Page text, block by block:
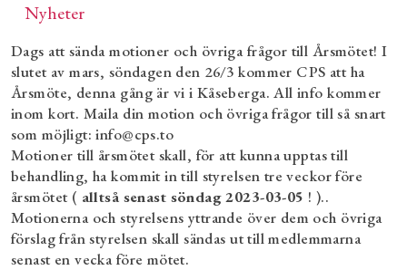
Nyheter
Dags att sända motioner och övriga frågor till Årsmötet! I
slutet av mars, söndagen den 26/3 kommer CPS att ha
Årsmöte, denna gång är vi i Kåseberga. All info kommer
inom kort. Maila din motion och övriga frågor till så snart
som möjligt: info@cps.to
Motioner till årsmötet skall, för att kunna upptas till
behandling, ha kommit in till styrelsen tre veckor före
årsmötet ( alltså senast söndag 2023-03-05 ! )..
Motionerna och styrelsens yttrande över dem och övriga
förslag från styrelsen skall sändas ut till medlemmarna
senast en vecka före mötet.